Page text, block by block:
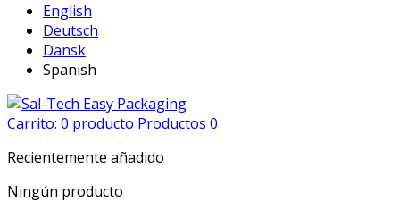
English
Deutsch
Dansk
Spanish
Carrito: 0 producto Productos 0
Recientemente añadido
Ningún producto